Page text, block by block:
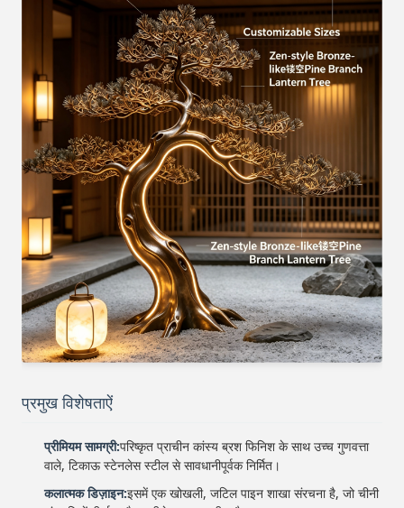
प्रमुख विशेषताऐं
प्रीमियम सामग्री:परिष्कृत प्राचीन कांस्य ब्रश फिनिश के साथ उच्च गुणवत्ता
वाले, टिकाऊ स्टेनलेस स्टील से सावधानीपूर्वक निर्मित।
कलात्मक डिज़ाइन:इसमें एक खोखली, जटिल पाइन शाखा संरचना है, जो चीनी